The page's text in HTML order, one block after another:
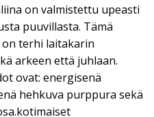
on valmistettu upeasti
puuvillasta. Tämä
terhi laitakarin
arkeen että juhlaan.
ovat: energisenä
hehkuva purppura sekä